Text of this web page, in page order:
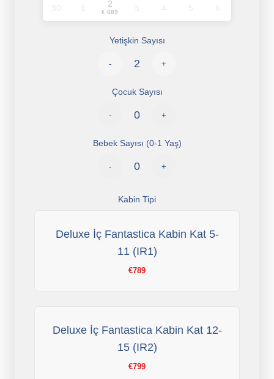
2
€ 689
Yetişkin Sayısı
- +
Çocuk Sayısı
- +
Bebek Sayısı (0-1 Yaş)
- +
Kabin Tipi
Deluxe İç Fantastica Kabin Kat 5-
11 (IR1)
€789
Deluxe İç Fantastica Kabin Kat 12-
15 (IR2)
€799